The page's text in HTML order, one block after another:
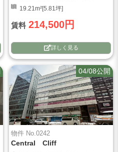
19.21m²[5.81坪]
賃料 214,500円
詳しく見る
物件 No.0242
04/08公開
Central Cliff